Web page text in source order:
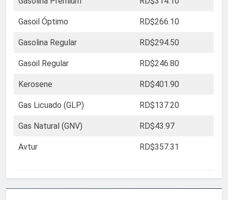
Gasoil Óptimo RD$266.10
Gasolina Regular RD$294.50
Gasoil Regular RD$246.80
Kerosene RD$401.90
Gas Licuado (GLP) RD$137.20
Gas Natural (GNV) RD$43.97
Avtur RD$357.31